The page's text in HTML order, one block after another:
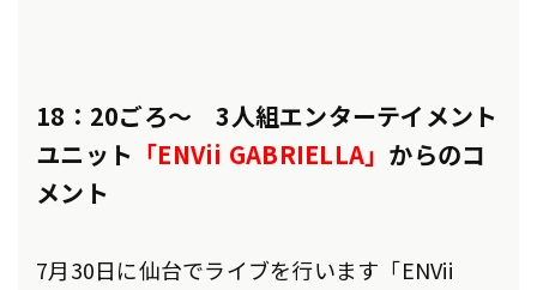
18：20ごろ～ 3人組エンターテイメント
ユニット 「ENVii GABRIELLA」 からのコ
メント
7月30日に仙台でライブを行います「ENVii